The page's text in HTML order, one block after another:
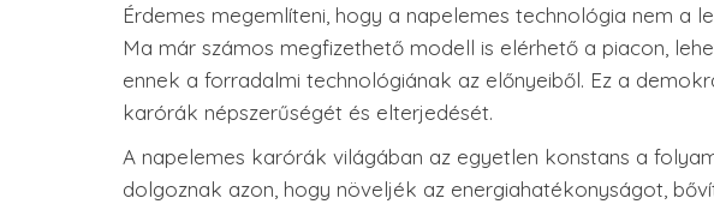
Érdemes megemlíteni, hogy a napelemes technológia nem a
Ma már számos megfizethető modell is elérhető a piacon,
ennek a forradalmi technológiának az előnyeiből. Ez a
karórák népszerűségét és elterjedését.
A napelemes karórák világában az egyetlen konstans a
dolgoznak azon, hogy növeljék az energiahatékonyságot,